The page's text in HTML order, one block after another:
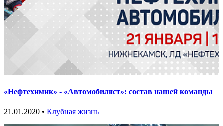
«Нефтехимик» - «Автомобилист»: состав нашей команды
21.01.2020 • Клубная жизнь